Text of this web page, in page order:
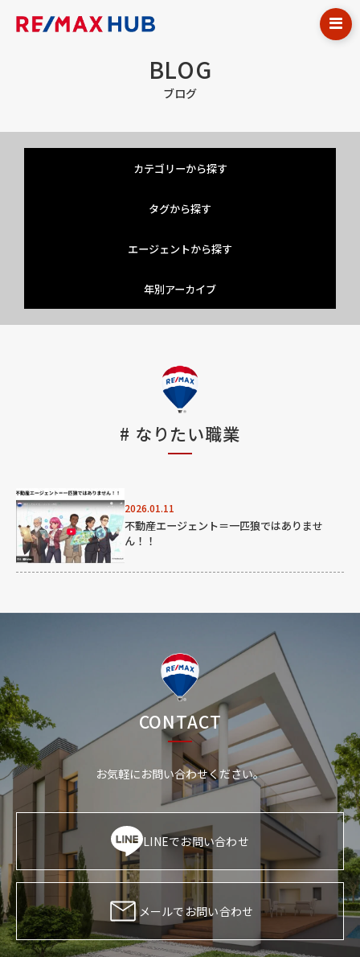
BLOG
ブログ
カテゴリーから探す
タグから探す
エージェントから探す
年別アーカイブ
# なりたい職業
2026.01.11
不動産エージェント＝一匹狼ではありませ
ん！！
CONTACT
お気軽にお問い合わせください。
LINEでお問い合わせ
メールでお問い合わせ